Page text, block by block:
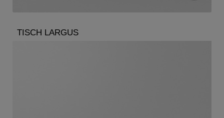
TISCH LARGUS